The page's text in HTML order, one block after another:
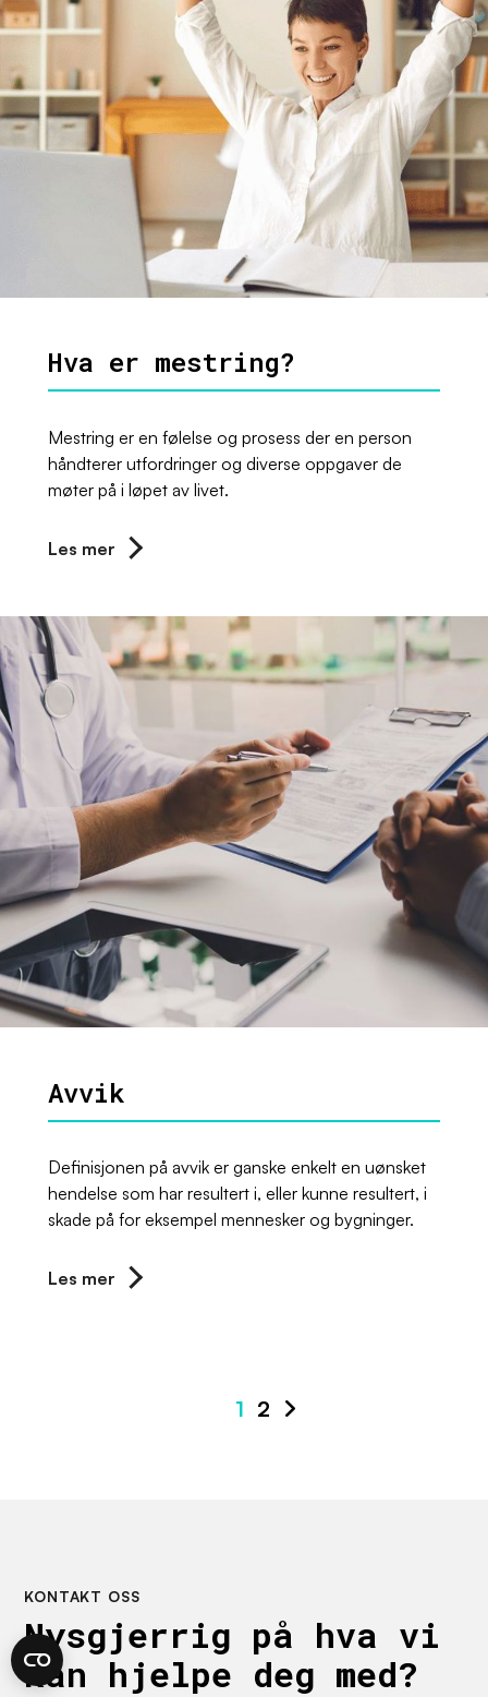
Hva er mestring?
Mestring er en følelse og prosess der en person
håndterer utfordringer og diverse oppgaver de
møter på i løpet av livet.
Les mer
Avvik
Definisjonen på avvik er ganske enkelt en uønsket
hendelse som har resultert i, eller kunne resultert, i
skade på for eksempel mennesker og bygninger.
Les mer
1 2
KONTAKT OSS
Nysgjerrig på hva vi
kan hjelpe deg med?